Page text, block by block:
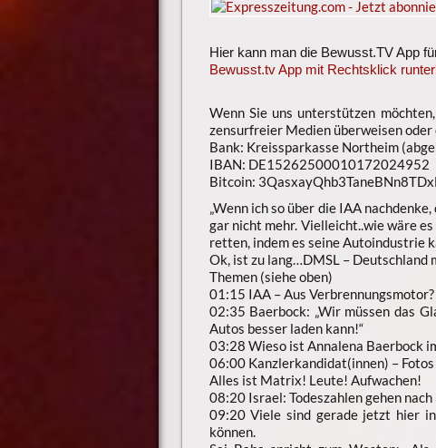
Hier kann man die Bewusst.TV App
Bewusst.tv App mit Rechtsklick
Wenn Sie uns unterstützen
zensurfreier Medien überweisen oder
Bank: Kreissparkasse Northeim
IBAN: DE15262500010172024952
Bitcoin:
„Wenn ich so über die IAA
gar nicht mehr. Vielleicht..wie wäre
retten, indem es seine
Ok, ist zu lang…DMSL – Deutschland
Themen (siehe oben)
01:15 IAA – Aus
02:35 Baerbock: „Wir müssen das
Autos besser laden kann!“
03:28 Wieso ist Annalena Baerbock
06:00 Kanzlerkandidat(innen) –
Alles ist Matrix! Leute! Aufwachen!
08:20 Israel: Todeszahlen gehen
09:20 Viele sind gerade jetzt hier
können.